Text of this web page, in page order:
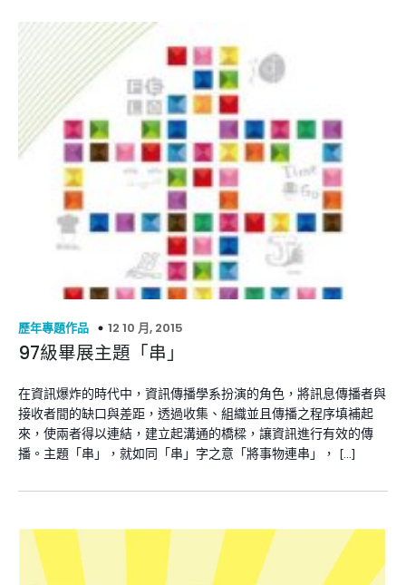
歷年專題作品 12 10 月, 2015
97級畢展主題「串」
在資訊爆炸的時代中，資訊傳播學系扮演的角色，將訊息傳播者與
接收者間的缺口與差距，透過收集、組織並且傳播之程序填補起
來，使兩者得以連結，建立起溝通的橋樑，讓資訊進行有效的傳
播。主題「串」，就如同「串」字之意「將事物連串」， […]